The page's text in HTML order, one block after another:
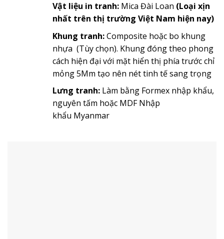
Vật liệu in tranh:Mica Đài Loan (Loại xịn
nhất trên thị trường Việt Nam hiện nay)
Khung tranh:Composite hoặc bo khung
nhựa (Tùy chọn). Khung đóng theo phong
cách hiện đại với mặt hiển thị phía trước chỉ
mỏng 5Mm tạo nên nét tinh tế sang trọng
Lưng tranh:Làm bằng Formex nhập khẩu,
nguyên tấm hoặc MDF Nhập
khẩu Myanmar